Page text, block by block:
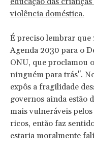
violência doméstica.
É preciso lembrar que
Agenda 2030 para o
ONU, que proclamou
ninguém para trás".
expôs a fragilidade
governos ainda estão
mais vulneráveis
ricos, então faz
estaria moralmente